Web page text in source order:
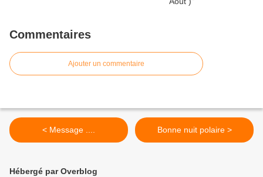
Commentaires
Ajouter un commentaire
< Message .... Bonne nuit polaire >
Hébergé par Overblog